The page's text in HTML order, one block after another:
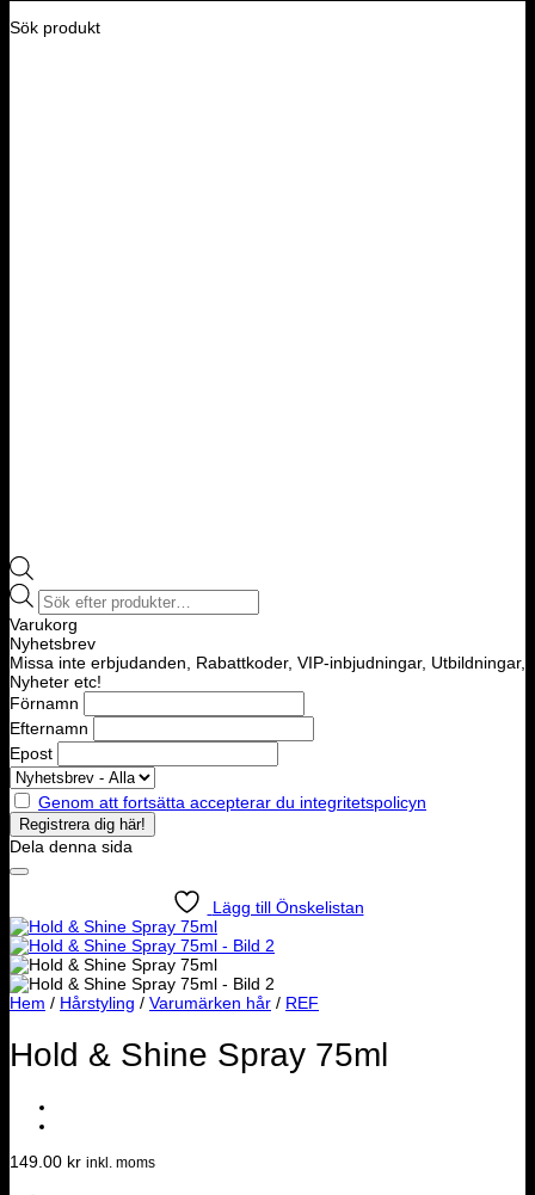
Sök produkt
Products
search
Varukorg
Nyhetsbrev
Missa inte erbjudanden, Rabattkoder, VIP-inbjudningar, Utbildningar,
Nyheter etc!
Förnamn
Efternamn
Epost
Genom att fortsätta accepterar du integritetspolicyn
Dela denna sida
Lägg till Önskelistan
Hem / Hårstyling / Varumärken hår / REF
Hold & Shine Spray 75ml
149.00 kr inkl. moms